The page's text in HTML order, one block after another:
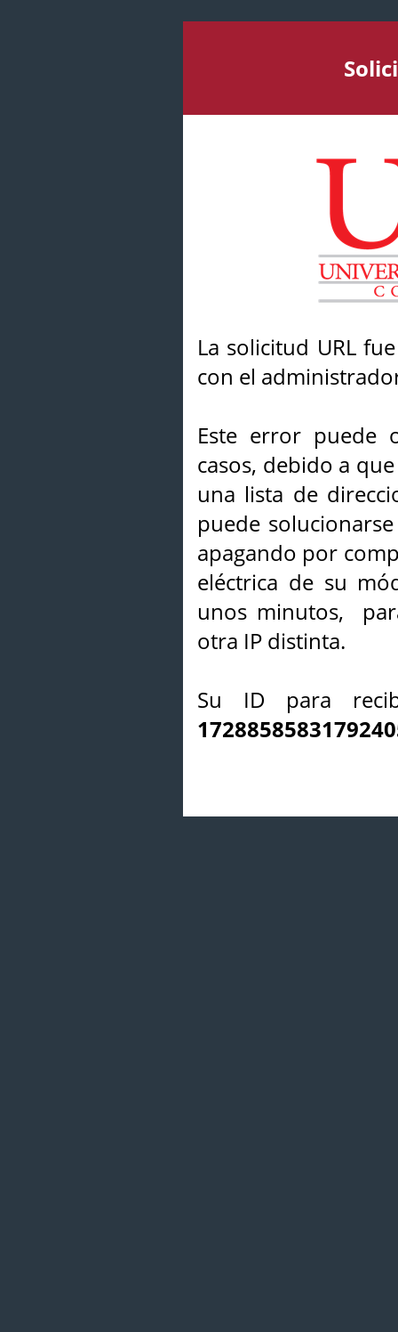
La solicitud URL
con el
Este error puede
casos, debido a
una lista de
puede
apagando por
eléctrica de su
unos minutos,
otra IP distinta.
Su ID para